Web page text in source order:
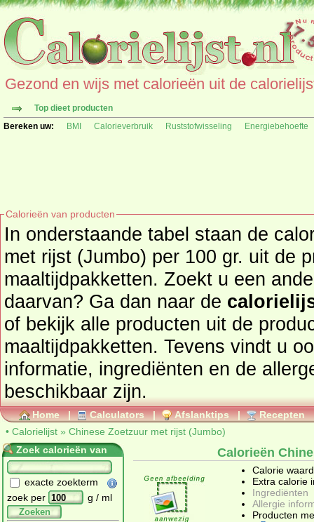
Gezond en wijs met calorieën uit de
Top dieet producten
Bereken uw:
BMI Calorieverbruik Ruststofwisseling Energiebehoefte
Calorieën van producten
In onderstaande tabel staan de
met rijst (Jumbo) per 100 gr. uit de
maaltijdpakketten. Zoekt u een ander product en de calorieën
daarvan? Ga dan naar de
of bekijk alle producten uit de
maaltijdpakketten. Tevens vindt u ook de uitgebreide calorie
informatie, ingrediënten en de
beschikbaar zijn.
Home | Calculators | Afslanktips | Recepten
• Calorielijst » Chinese Zoetzuur met rijst (Jumbo)
Zoek calorieën van
exacte zoekterm
zoek per
g / ml
Zoeken
Calorieën
Calorie
Extra calorie
Ingrediënten
Allergie
Producten